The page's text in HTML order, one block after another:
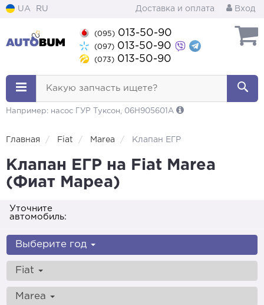
UA RU Доставка и оплата Вход
(095) 013-50-90
(097) 013-50-90
(073) 013-50-90
Какую запчасть ищете?
Например: насос ГУР Туксон, 06H905601A
Главная Fiat Marea Клапан ЕГР
Клапан ЕГР на Fiat Marea
(Фиат Мареа)
Уточните
автомобиль:
Выберите год
Fiat
Marea